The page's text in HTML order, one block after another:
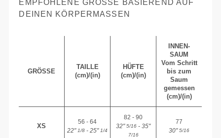
EMPFOHLENE GRÖSSE BASIEREND AUF D
EINEN KÖRPERMASSEN
GRÖSSE
TAILLE
(cm)/(in)
HÜFTE
(cm)/(in)
INNEN-
SAUM
Vom Schritt
bis zum
Saum
gemessen
(cm)/(in)
XS
56 - 64
22"1/8 - 25"1/4
82 - 90
32"5/16 - 35"
7/16
77
30"5/16